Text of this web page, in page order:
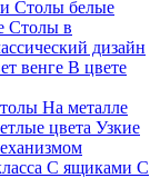
Столы белые
Столы в
дизайн
венге В цвете
На металле
цвета Узкие
С ящиками С